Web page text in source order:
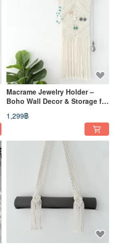
Macrame Jewelry Holder –
Boho Wall Decor & Storage for
Accessories
1,299฿